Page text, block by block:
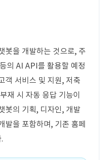
봇을 개발하는 것으로, 주
의 AI API를 활용할 예정
객 서비스 및 지원, 저축
재 시 자동 응답 기능이
봇의 기획, 디자인, 개발
발을 포함하며, 기존 홈페